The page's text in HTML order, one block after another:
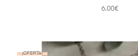
6.00€
¡OFERTA!